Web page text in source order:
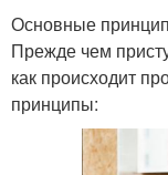
Основные
Прежде чем
как происходит
принципы: